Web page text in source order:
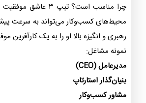
چرا مناسب است؟ تیپ ۳
محیط‌های کسب‌وکار می‌تواند به سرعت
رهبری و انگیزه بالا او را به یک کارآفرین
نمونه مشاغل:
مدیرعامل (CEO)
بنیان‌گذار استارتاپ
مشاور کسب‌وکار